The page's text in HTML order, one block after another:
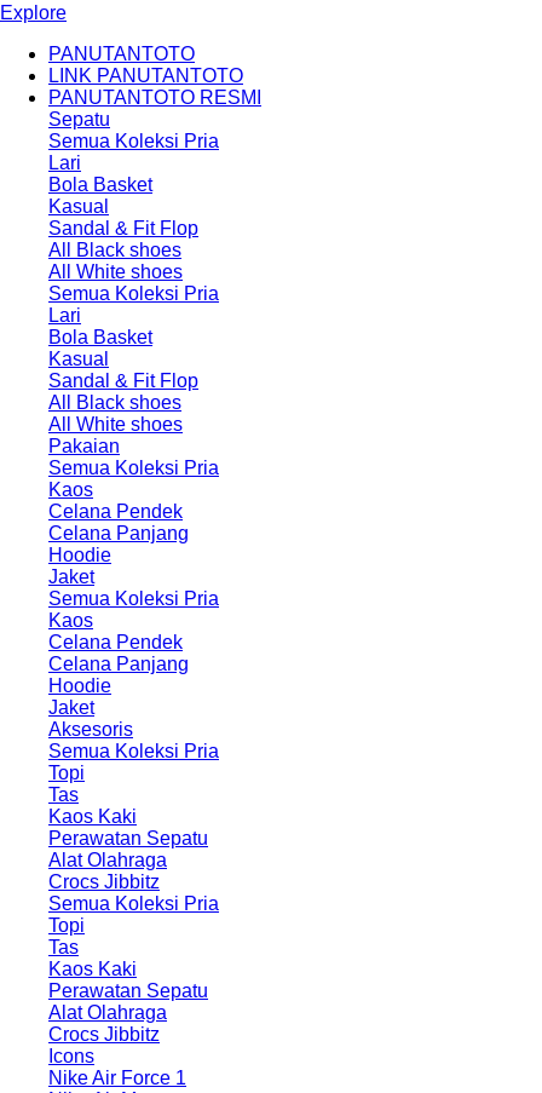
Explore
PANUTANTOTO
LINK PANUTANTOTO
PANUTANTOTO RESMI
Sepatu
Semua Koleksi Pria
Lari
Bola Basket
Kasual
Sandal & Fit Flop
All Black shoes
All White shoes
Semua Koleksi Pria
Lari
Bola Basket
Kasual
Sandal & Fit Flop
All Black shoes
All White shoes
Pakaian
Semua Koleksi Pria
Kaos
Celana Pendek
Celana Panjang
Hoodie
Jaket
Semua Koleksi Pria
Kaos
Celana Pendek
Celana Panjang
Hoodie
Jaket
Aksesoris
Semua Koleksi Pria
Topi
Tas
Kaos Kaki
Perawatan Sepatu
Alat Olahraga
Crocs Jibbitz
Semua Koleksi Pria
Topi
Tas
Kaos Kaki
Perawatan Sepatu
Alat Olahraga
Crocs Jibbitz
Icons
Nike Air Force 1